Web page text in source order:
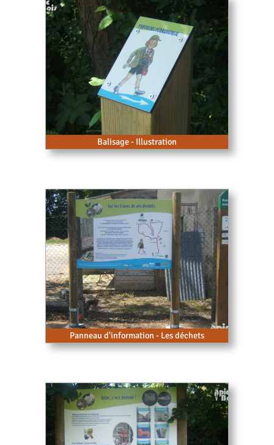
Balisage - Illustration
Panneau d'information - Les déchets